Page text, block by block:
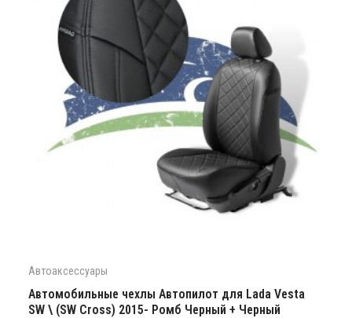
Автоаксессуары
Автомобильные чехлы Автопилот для Lada Vesta
SW \ (SW Cross) 2015- Ромб Черный + Черный